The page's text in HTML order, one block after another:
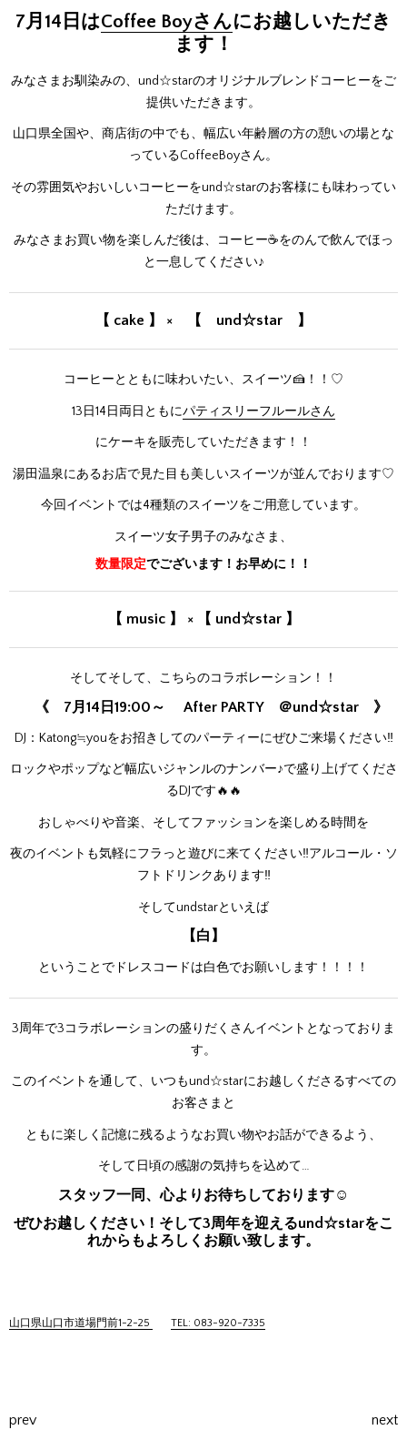
7月14日はCoffee Boyさんにお越しいただき
ます！
みなさまお馴染みの、und☆starのオリジナルブレンドコーヒーをご
提供いただきます。
山口県全国や、商店街の中でも、幅広い年齢層の方の憩いの場とな
っているCoffeeBoyさん。
その雰囲気やおいしいコーヒーをund☆starのお客様にも味わってい
ただけます。
みなさまお買い物を楽しんだ後は、コーヒー☕をのんで飲んでほっ
と一息してください♪
【 cake 】 × 【 und☆star 】
コーヒーとともに味わいたい、スイーツ🍰！！♡
13日14日両日ともにパティスリーフルールさん
にケーキを販売していただきます！！
湯田温泉にあるお店で見た目も美しいスイーツが並んでおります♡
今回イベントでは4種類のスイーツをご用意しています。
スイーツ女子男子のみなさま、
数量限定でございます！お早めに！！
【 music 】 × 【 und☆star 】
そしてそして、こちらのコラボレーション！！
《 7月14日19:00～ After PARTY ＠und☆star 》
DJ：Katong≒youをお招きしてのパーティーにぜひご来場ください‼
ロックやポップなど幅広いジャンルのナンバー♪で盛り上げてくださ
るDJです🔥🔥
おしゃべりや音楽、そしてファッションを楽しめる時間を
夜のイベントも気軽にフラっと遊びに来てください‼アルコール・ソ
フトドリンクあります‼
そしてundstarといえば
【白】
ということでドレスコードは白色でお願いします！！！！
3周年で3コラボレーションの盛りだくさんイベントとなっておりま
す。
このイベントを通して、いつもund☆starにお越しくださるすべての
お客さまと
ともに楽しく記憶に残るようなお買い物やお話ができるよう、
そして日頃の感謝の気持ちを込めて…
スタッフ一同、心よりお待ちしております☺
ぜひお越しください！そして3周年を迎えるund☆starをこ
れからもよろしくお願い致します。
山口県山口市道場門前1-2-25 TEL: 083-920-7335
prev next